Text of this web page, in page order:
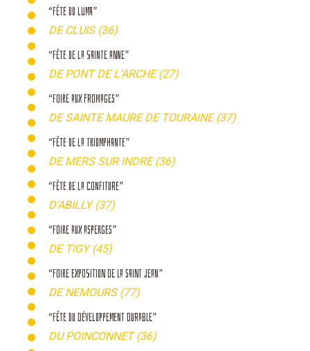
“FÊTE DU LUMA”
DE CLUIS (36)
“FÊTE DE LA SAINTE ANNE”
DE PONT DE L’ARCHE (27)
“FOIRE AUX FROMAGES”
DE SAINTE MAURE DE TOURAINE (37)
“FÊTE DE LA TRIOMPHANTE”
DE MERS SUR INDRE (36)
“FÊTE DE LA CONFITURE”
D’ABILLY (37)
“FOIRE AUX ASPERGES”
DE TIGY (45)
“FOIRE EXPOSITION DE LA SAINT JEAN”
DE NEMOURS (77)
“FÊTE DU DÉVELOPPEMENT DURABLE”
DU POINCONNET (36)